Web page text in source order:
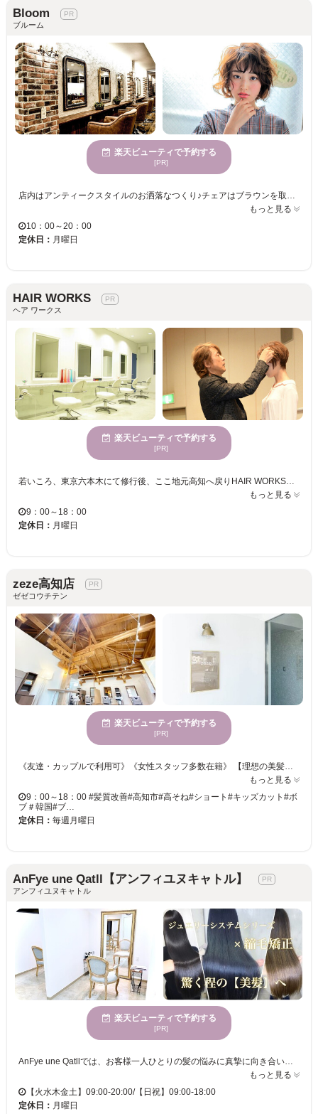
Bloom
ブルーム
楽天ビューティで予約する
[PR]
店内はアンティークスタイルのお洒落なつくり♪チェアはブラウンを取り入れ、とても落ち着きのある雰囲気☆お隣の席とも程よいスペースが広がっているので、リラックスして施術が受けられます！ところどころに観葉植物を設置しお客様に癒しをお届け♪完全個室もご用意しているので、プライベートなサロンタイムを過ごしたい方にGOOD★ ＜当店おすすめ☆デザインカラー＞ ダメージが気になる方にも気軽にヘアカラーを楽しんで頂きたく、髪や頭皮に優しいオーガニックカラーを使用☆女性に嬉しい美髪が叶う仕上がりに♪髪に弾力やツヤも与えるので、いつまでも綺麗でお洒落ヘアを楽しみたい方にもおすすめ！ レディースはもちろんメンズも歓迎★プライベートに仕事に忙しい方に気軽にお洒落が楽しめるヘアをご提案♪簡単にスタイリングできるヘアで朝も楽ちん☆ぜひこの機会にお試しください！
もっと見る
10：00～20：00
定休日： 月曜日
HAIR WORKS
ヘア ワークス
楽天ビューティで予約する
[PR]
もっと見る
9：00～18：00
定休日： 月曜日
zeze高知店
ゼゼコウチテン
楽天ビューティで予約する
[PR]
《友達・カップルで利用可》《女性スタッフ多数在籍》 【理想の美髪でヘアスタイルを楽しむ♪オリジナルの髪質改善トリートメントが大人気◎】 豊富なカラー剤取扱い☆ツヤが欲しい・透明感のあるカラーを希望など様々ご要望にお応え！！ 「骨格×髪質」を見極め、計算しつくされたカット技術をご提供☆彡 アナタのなりたかったイメージを当サロンのスタイリストが叶えます♪♪
もっと見る
9：00～18：00 #髪質改善#高知市#高そね#ショート#キッズカット#ボ
ブ＃韓国#ブ…
定休日： 毎週月曜日
AnFye une Qatll【アンフィユヌキャトル】
アンフィユヌキャトル
楽天ビューティで予約する
[PR]
AnFye une Qatllでは、お客様一人ひとりの髪の悩みに真摯に向き合い、最適なスタイルを提供しています。特に縮毛矯正が得意で、うねりやくせ毛に悩む方も理想のまっすぐな髪を実現します。自然の温もりが感じられる空間で、心身ともにリラックスしながら施術を受けていただけます。さまざまな年齢層のお客様に満足してもらえるよう、経験豊富なスタッフが丁寧に対応します。AnFye une Qatllのサービスを体験し、なりたい自分になりませんか？クレジットカードもご利用可能ですので、安心してご来店ください。
もっと見る
【火水木金土】09:00-20:00/【日祝】09:00-18:00
定休日： 月曜日